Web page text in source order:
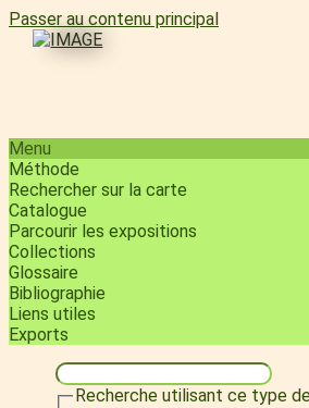
Passer au contenu principal
Menu
Méthode
Rechercher sur la carte
Catalogue
Parcourir les expositions
Collections
Glossaire
Bibliographie
Liens utiles
Exports
Recherche utilisant ce type